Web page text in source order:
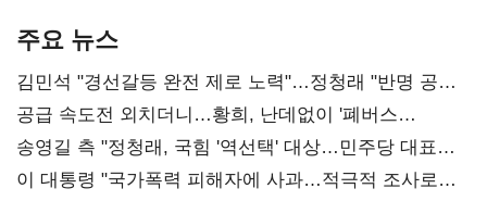
주요 뉴스
김민석 "경선갈등 완전 제로 노력"…정청래 "반명 공세
사과부터"
공급 속도전 외치더니…황희, 난데없이 '폐버스
리모델링' 제안
송영길 측 "정청래, 국힘 '역선택' 대상…민주당 대표로
총선 지휘 못해"
이 대통령 "국가폭력 피해자에 사과…적극적 조사로